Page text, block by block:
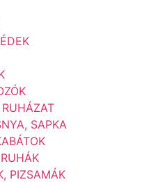
SAPKA
PIZSAMÁK